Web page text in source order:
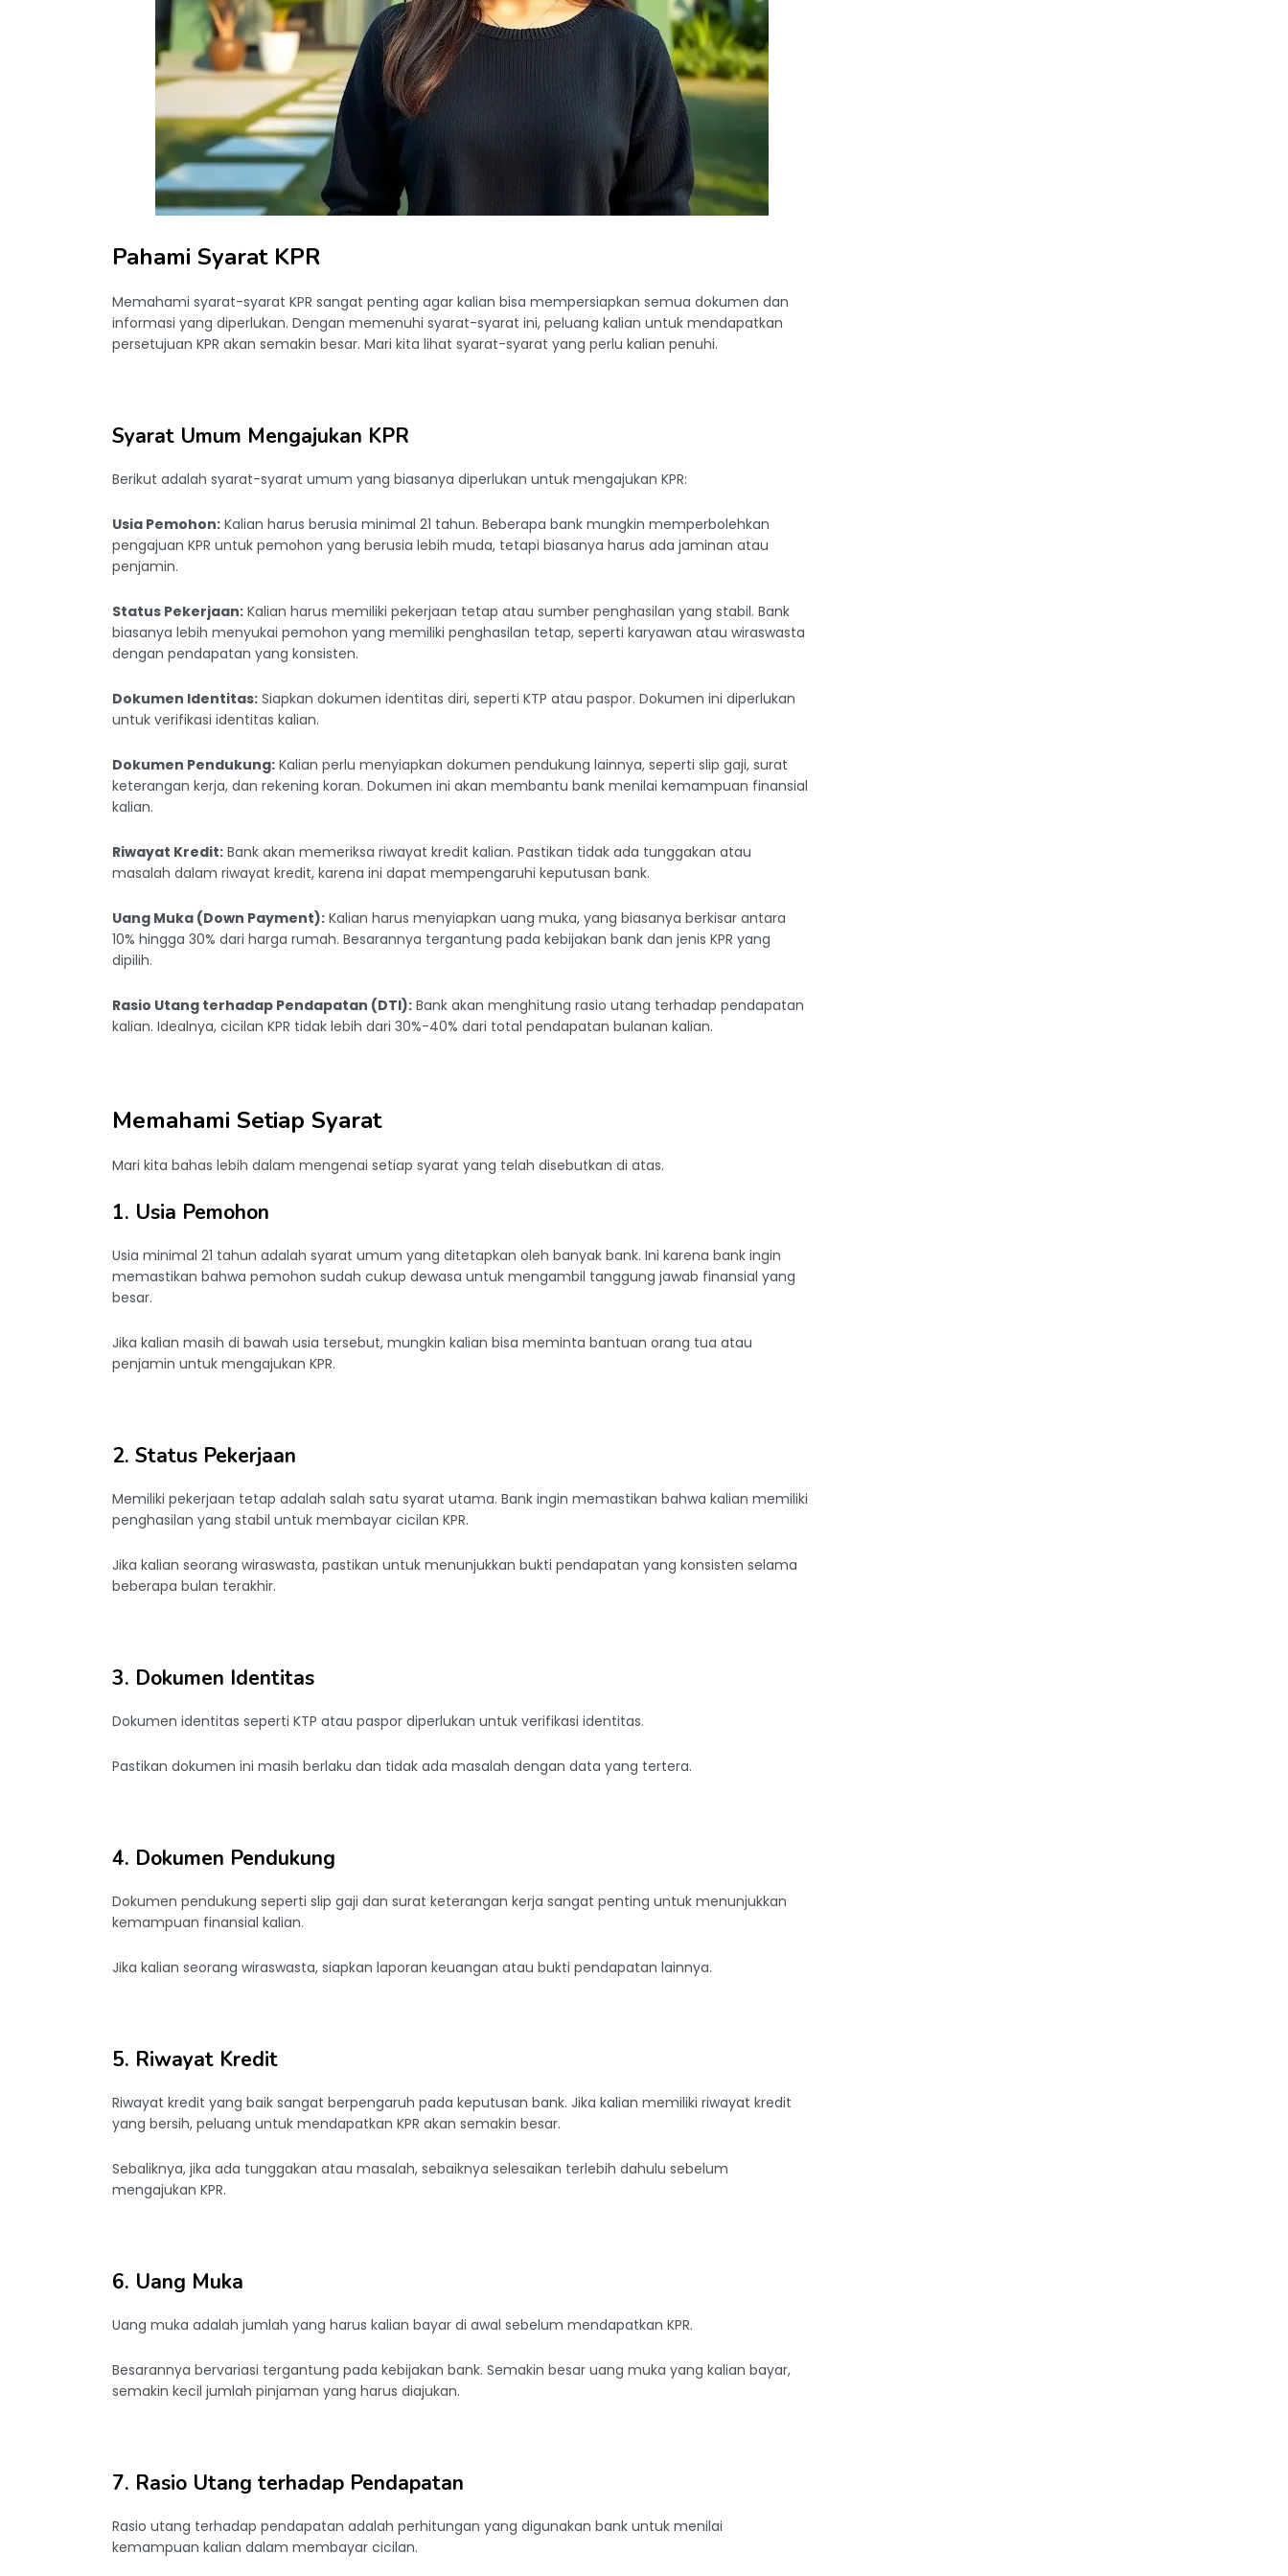
Pahami Syarat KPR
Memahami syarat-syarat KPR sangat penting agar kalian bisa mempersiapkan semua dokumen dan
informasi yang diperlukan. Dengan memenuhi syarat-syarat ini, peluang kalian untuk mendapatkan
persetujuan KPR akan semakin besar. Mari kita lihat syarat-syarat yang perlu kalian penuhi.
Syarat Umum Mengajukan KPR
Berikut adalah syarat-syarat umum yang biasanya diperlukan untuk mengajukan KPR:
Usia Pemohon: Kalian harus berusia minimal 21 tahun. Beberapa bank mungkin memperbolehkan
pengajuan KPR untuk pemohon yang berusia lebih muda, tetapi biasanya harus ada jaminan atau
penjamin.
Status Pekerjaan: Kalian harus memiliki pekerjaan tetap atau sumber penghasilan yang stabil. Bank
biasanya lebih menyukai pemohon yang memiliki penghasilan tetap, seperti karyawan atau wiraswasta
dengan pendapatan yang konsisten.
Dokumen Identitas: Siapkan dokumen identitas diri, seperti KTP atau paspor. Dokumen ini diperlukan
untuk verifikasi identitas kalian.
Dokumen Pendukung: Kalian perlu menyiapkan dokumen pendukung lainnya, seperti slip gaji, surat
keterangan kerja, dan rekening koran. Dokumen ini akan membantu bank menilai kemampuan finansial
kalian.
Riwayat Kredit: Bank akan memeriksa riwayat kredit kalian. Pastikan tidak ada tunggakan atau
masalah dalam riwayat kredit, karena ini dapat mempengaruhi keputusan bank.
Uang Muka (Down Payment): Kalian harus menyiapkan uang muka, yang biasanya berkisar antara
10% hingga 30% dari harga rumah. Besarannya tergantung pada kebijakan bank dan jenis KPR yang
dipilih.
Rasio Utang terhadap Pendapatan (DTI): Bank akan menghitung rasio utang terhadap pendapatan
kalian. Idealnya, cicilan KPR tidak lebih dari 30%-40% dari total pendapatan bulanan kalian.
Memahami Setiap Syarat
Mari kita bahas lebih dalam mengenai setiap syarat yang telah disebutkan di atas.
1. Usia Pemohon
Usia minimal 21 tahun adalah syarat umum yang ditetapkan oleh banyak bank. Ini karena bank ingin
memastikan bahwa pemohon sudah cukup dewasa untuk mengambil tanggung jawab finansial yang
besar.
Jika kalian masih di bawah usia tersebut, mungkin kalian bisa meminta bantuan orang tua atau
penjamin untuk mengajukan KPR.
2. Status Pekerjaan
Memiliki pekerjaan tetap adalah salah satu syarat utama. Bank ingin memastikan bahwa kalian memiliki
penghasilan yang stabil untuk membayar cicilan KPR.
Jika kalian seorang wiraswasta, pastikan untuk menunjukkan bukti pendapatan yang konsisten selama
beberapa bulan terakhir.
3. Dokumen Identitas
Dokumen identitas seperti KTP atau paspor diperlukan untuk verifikasi identitas.
Pastikan dokumen ini masih berlaku dan tidak ada masalah dengan data yang tertera.
4. Dokumen Pendukung
Dokumen pendukung seperti slip gaji dan surat keterangan kerja sangat penting untuk menunjukkan
kemampuan finansial kalian.
Jika kalian seorang wiraswasta, siapkan laporan keuangan atau bukti pendapatan lainnya.
5. Riwayat Kredit
Riwayat kredit yang baik sangat berpengaruh pada keputusan bank. Jika kalian memiliki riwayat kredit
yang bersih, peluang untuk mendapatkan KPR akan semakin besar.
Sebaliknya, jika ada tunggakan atau masalah, sebaiknya selesaikan terlebih dahulu sebelum
mengajukan KPR.
6. Uang Muka
Uang muka adalah jumlah yang harus kalian bayar di awal sebelum mendapatkan KPR.
Besarannya bervariasi tergantung pada kebijakan bank. Semakin besar uang muka yang kalian bayar,
semakin kecil jumlah pinjaman yang harus diajukan.
7. Rasio Utang terhadap Pendapatan
Rasio utang terhadap pendapatan adalah perhitungan yang digunakan bank untuk menilai
kemampuan kalian dalam membayar cicilan.